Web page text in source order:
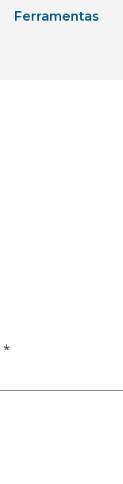
Ferramentas
*